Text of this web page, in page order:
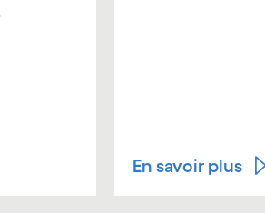
En savoir plus